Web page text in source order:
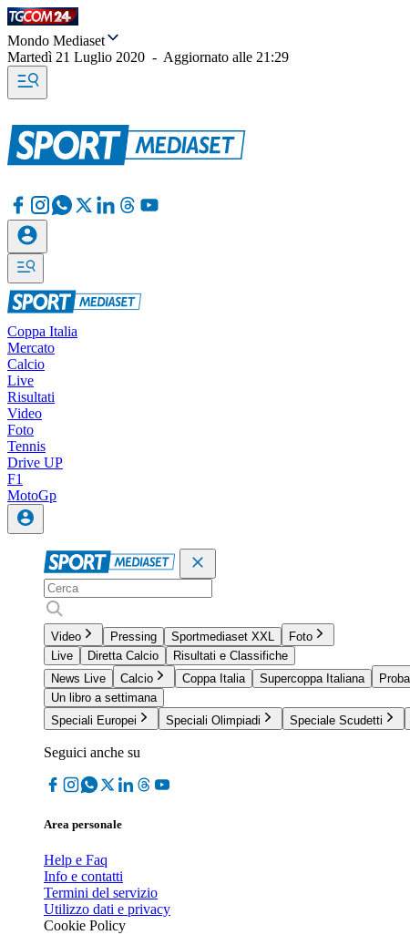
Mondo Mediaset
Martedì 21 Luglio 2020 - Aggiornato alle 21:29
Coppa Italia
Mercato
Calcio
Live
Risultati
Video
Foto
Tennis
Drive UP
F1
MotoGp
Video Pressing Sportmediaset XXL
Foto
Live
Diretta Calcio
Risultati e Classifiche
News Live
Calcio Coppa Italia Supercoppa Italiana
Un libro a settimana
Speciali Europei
Speciali Olimpiadi Speciale Scudetti
Seguici anche su
Area personale
Help e Faq
Info e contatti
Termini del servizio
Utilizzo dati e privacy
Cookie Policy